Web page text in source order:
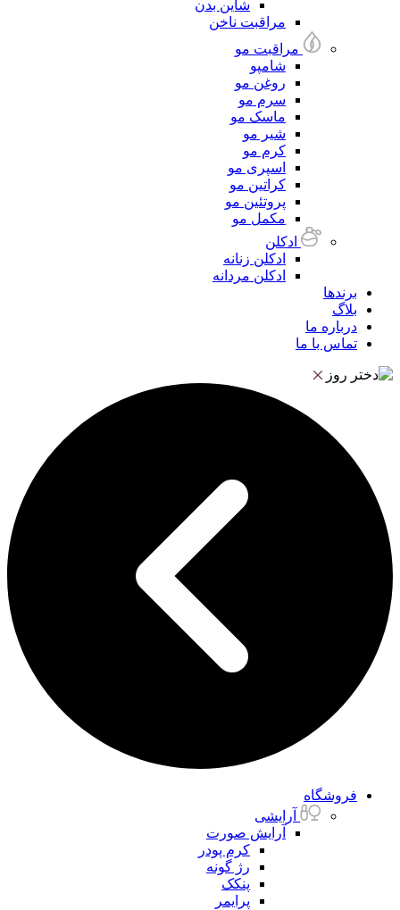
شاین بدن
مراقبت ناخن
مراقبت مو
شامپو
روغن مو
سرم مو
ماسک مو
شیر مو
کرم مو
اسپری مو
کراتین مو
پروتئین مو
مکمل مو
ادکلن
ادکلن زنانه
ادکلن مردانه
برندها
بلاگ
درباره ما
تماس با ما
فروشگاه
آرایشی
آرایش صورت
کرم پودر
رژ گونه
پنکک
پرایمر